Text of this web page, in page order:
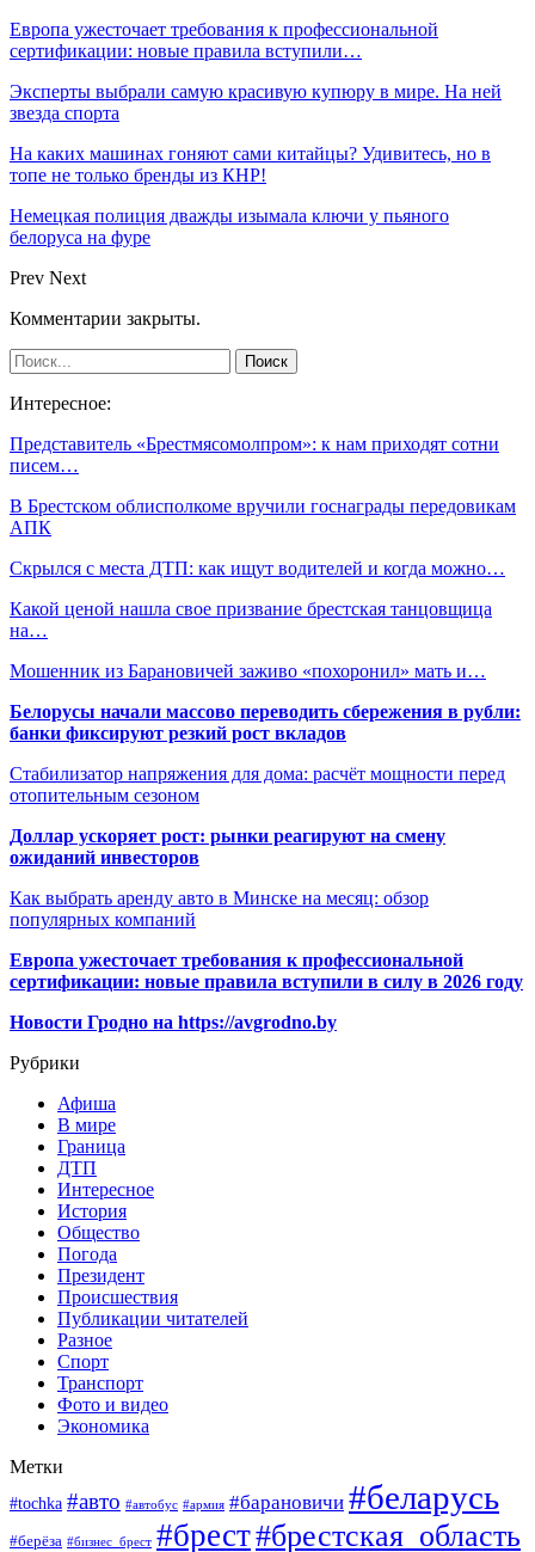
Европа ужесточает требования к профессиональной
сертификации: новые правила вступили…
Эксперты выбрали самую красивую купюру в мире. На ней
звезда спорта
На каких машинах гоняют сами китайцы? Удивитесь, но в
топе не только бренды из КНР!
Немецкая полиция дважды изымала ключи у пьяного
белоруса на фуре
Prev Next
Комментарии закрыты.
Интересное:
Представитель «Брестмясомолпром»: к нам приходят сотни
писем…
В Брестском облисполкоме вручили госнаграды передовикам
АПК
Скрылся с места ДТП: как ищут водителей и когда можно…
Какой ценой нашла свое призвание брестская танцовщица
на…
Мошенник из Барановичей заживо «похоронил» мать и…
Белорусы начали массово переводить сбережения в рубли:
банки фиксируют резкий рост вкладов
Стабилизатор напряжения для дома: расчёт мощности перед
отопительным сезоном
Доллар ускоряет рост: рынки реагируют на смену
ожиданий инвесторов
Как выбрать аренду авто в Минске на месяц: обзор
популярных компаний
Европа ужесточает требования к профессиональной
сертификации: новые правила вступили в силу в 2026 году
Новости Гродно на https://avgrodno.by
Рубрики
Афиша
В мире
Граница
ДТП
Интересное
История
Общество
Погода
Президент
Происшествия
Публикации читателей
Разное
Спорт
Транспорт
Фото и видео
Экономика
Метки
#tochka #авто #автобус #армия #барановичи #беларусь
#берёза #бизнес_брест #брест#брестская_область